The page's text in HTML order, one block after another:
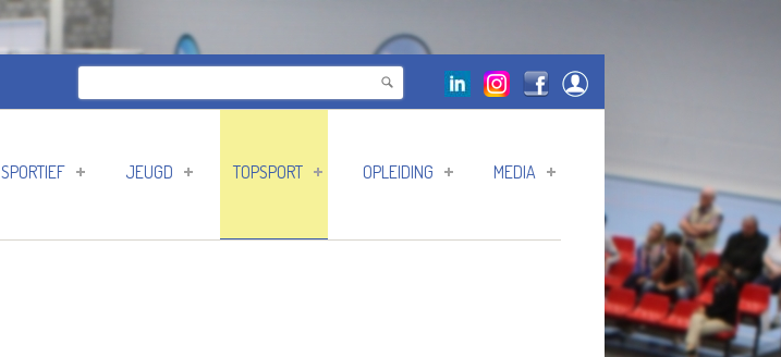
Zoekveld
SPORTIEF JEUGD TOPSPORT OPLEIDING MEDIA